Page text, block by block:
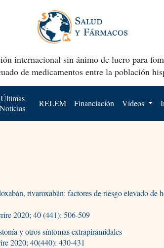
internacional sin ánimo de lucro para
de medicamentos entre la población
Últimas
Noticias
RELEM Financiación Videos
rivaroxabán: factores de riesgo elevado de
2020; 40 (441): 506-509
y otros síntomas extrapiramidales
2020; 40(440): 430-431